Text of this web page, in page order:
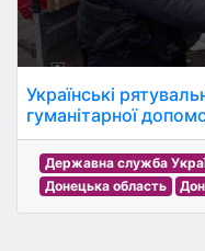
Українські
гуманітарної
Державна служба
Донецька область